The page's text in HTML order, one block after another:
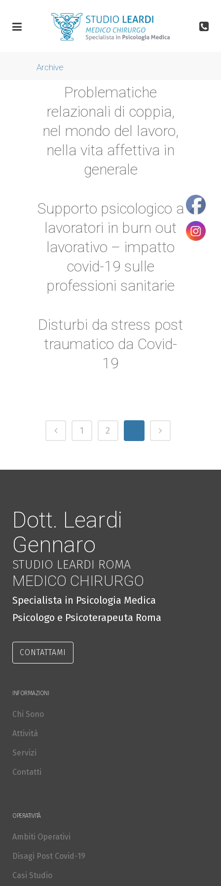
Archive
Problematiche
relazionali di coppia,
nel mondo del lavoro,
nella vita affettiva in
generale
Supporto psicologico a
lavoratori in burn out
lavorativo – impatto
covid-19 sulle
professioni sanitarie
Disturbi da stress post
traumatico da Covid-
19
1 2
Dott. Leardi
Gennaro
STUDIO LEARDI ROMA
MEDICO CHIRURGO
Specialista in Psicologia Medica
Psicologo e Psicoterapeuta Roma
CONTATTAMI
INFORMAZIONI
Chi Sono
Attività
Servizi
Contatti
OPERATIVITÀ
Ambiti Operativi
Disagi Post Covid-19
Casi Studio